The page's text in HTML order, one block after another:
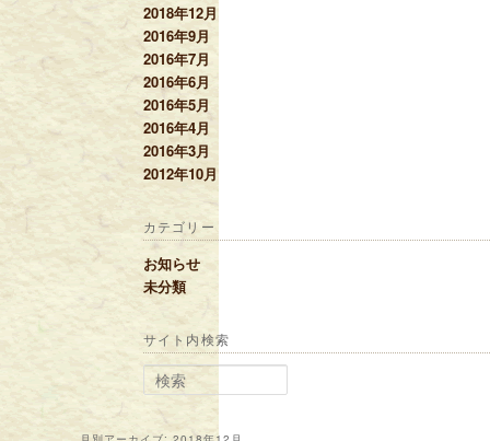
2018年12月
2016年9月
2016年7月
2016年6月
2016年5月
2016年4月
2016年3月
2012年10月
カテゴリー
お知らせ
未分類
サイト内検索
検索